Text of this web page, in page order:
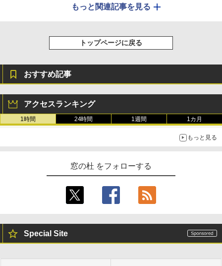
もっと関連記事を見る
トップページに戻る
おすすめ記事
アクセスランキング
1時間 24時間 1週間 1カ月
もっと見る
窓の杜 をフォローする
Special Site